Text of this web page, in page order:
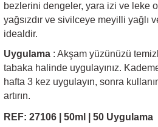
bezlerini dengeler, yara izi ve leke
yağsızdır ve sivilceye meyilli yağlı
idealdir.
Uygulama : Akşam yüzünüzü
tabaka halinde uygulayınız.
hafta 3 kez uygulayın, sonra
artırın.
REF: 27106 | 50ml | 50 Uygulama